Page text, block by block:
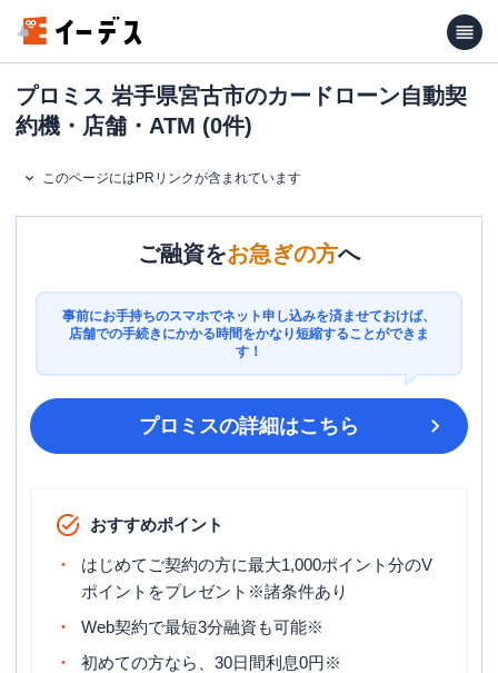
プロミス 岩手県宮古市のカードローン自動契
約機・店舗・ATM (0件)
このページにはPRリンクが含まれています
ご融資をお急ぎの方へ
事前にお手持ちのスマホでネット申し込みを済ませておけば、
店舗での手続きにかかる時間をかなり短縮することができま
す！
プロミスの詳細はこちら
おすすめポイント
はじめてご契約の方に最大1,000ポイント分のV
ポイントをプレゼント※諸条件あり
Web契約で最短3分融資も可能※
初めての方なら、30日間利息0円※